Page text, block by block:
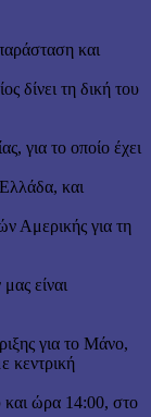
και
δίνει τη δική του
για το οποίο έχει
και
Αμερικής για τη
είναι
για το Μάνο,
κεντρική
ώρα 14:00, στο